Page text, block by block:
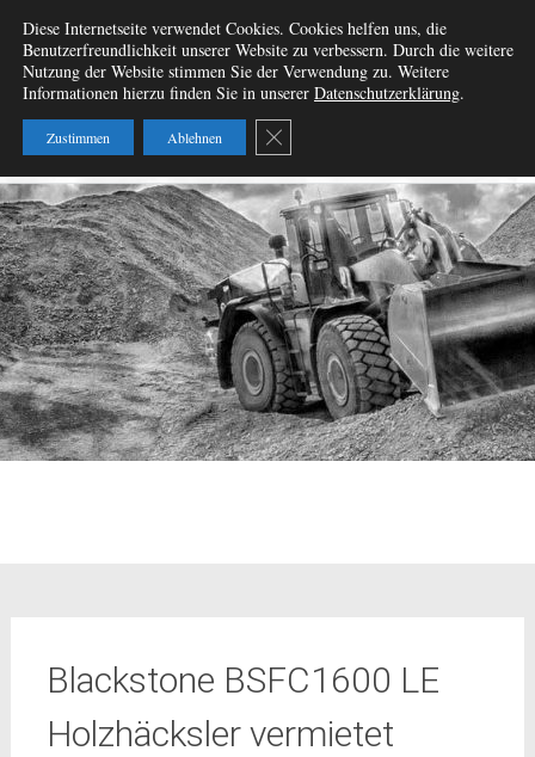
Inhalt
springen
Wir vermieten
Baumaschinen – W&B
Baumaschinenvermietung
GbR
Blackstone BSFC1600 LE
Holzhäcksler vermietet
Diese Internetseite verwendet Cookies. Cookies helfen uns, die
Benutzerfreundlichkeit unserer Website zu verbessern. Durch die weitere
Nutzung der Website stimmen Sie der Verwendung zu. Weitere
Informationen hierzu finden Sie in unserer Datenschutzerklärung.
Zustimmen Ablehnen GDPR Cookie-Banner schließen